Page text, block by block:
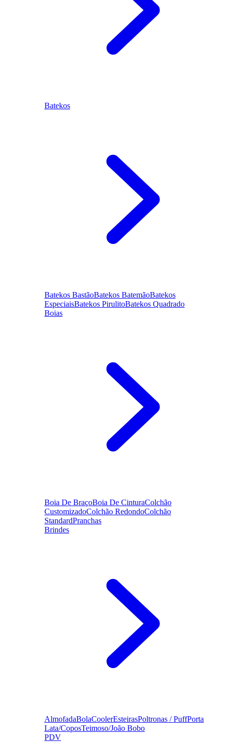
Batekos
Batekos BastãoBatekos BatemãoBatekos
EspeciaisBatekos PirulitoBatekos Quadrado
Boias
Boia De BraçoBoia De CinturaColchão
CustomizadoColchão RedondoColchão
StandardPranchas
Brindes
AlmofadaBolaCoolerEsteirasPoltronas / PuffPorta
Lata/CoposTeimoso/João Bobo
PDV